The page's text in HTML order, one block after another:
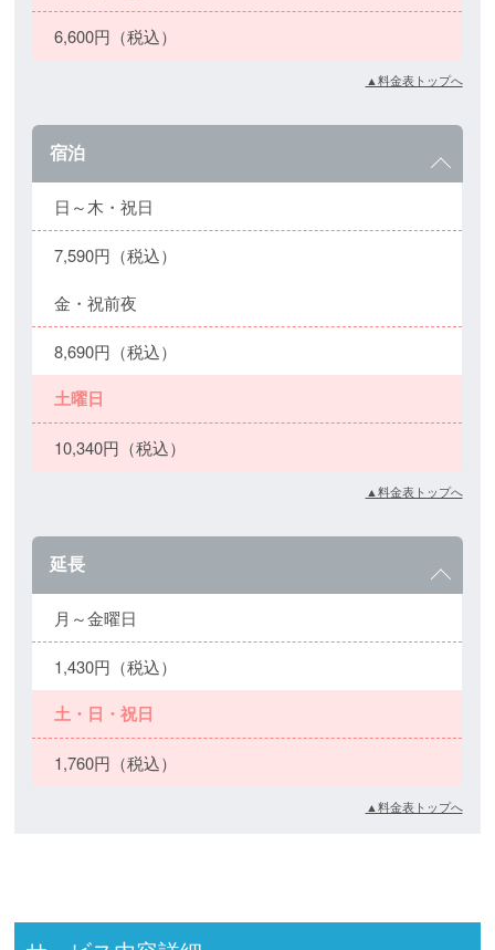
6,600円（税込）
▲料金表トップへ
宿泊
日～木・祝日
7,590円（税込）
金・祝前夜
8,690円（税込）
土曜日
10,340円（税込）
▲料金表トップへ
延長
月～金曜日
1,430円（税込）
土・日・祝日
1,760円（税込）
▲料金表トップへ